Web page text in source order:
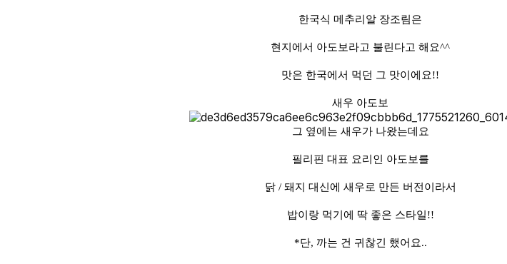
한국식 메추리알 장조림은
현지에서 아도보라고 불린다고 해요^^
맛은 한국에서 먹던 그 맛이에요!!
새우 아도보
그 옆에는 새우가 나왔는데요
필리핀 대표 요리인 아도보를
닭 / 돼지 대신에 새우로 만든 버전이라서
밥이랑 먹기에 딱 좋은 스타일!!
*단, 까는 건 귀찮긴 했어요..